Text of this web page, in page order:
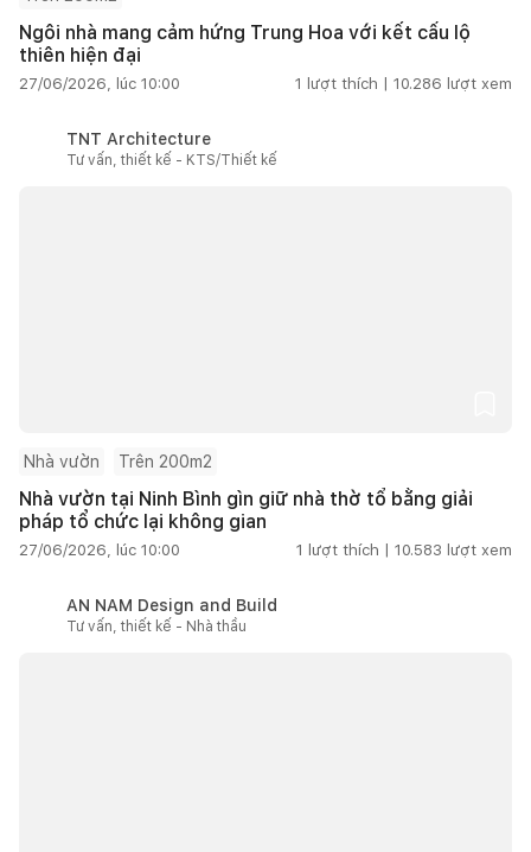
Ngôi nhà mang cảm hứng Trung Hoa với kết cấu lộ
thiên hiện đại
27/06/2026, lúc 10:00 1 lượt thích | 10.286 lượt xem
TNT Architecture
Tư vấn, thiết kế - KTS/Thiết kế
Nhà vườn Trên 200m2
Nhà vườn tại Ninh Bình gìn giữ nhà thờ tổ bằng giải
pháp tổ chức lại không gian
27/06/2026, lúc 10:00 1 lượt thích | 10.583 lượt xem
AN NAM Design and Build
Tư vấn, thiết kế - Nhà thầu